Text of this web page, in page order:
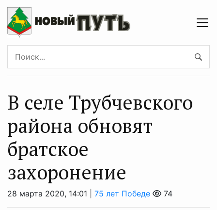
В селе Трубчевского
района обновят
братское
захоронение
28 марта 2020, 14:01 | 75 лет Победе 74